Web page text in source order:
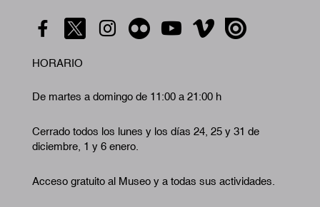
HORARIO
De martes a domingo de 11:00 a 21:00 h
Cerrado todos los lunes y los días 24, 25 y 31 de
diciembre, 1 y 6 enero.
Acceso gratuito al Museo y a todas sus actividades.